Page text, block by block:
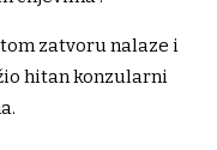
zatvoru nalaze i
hitan konzularni